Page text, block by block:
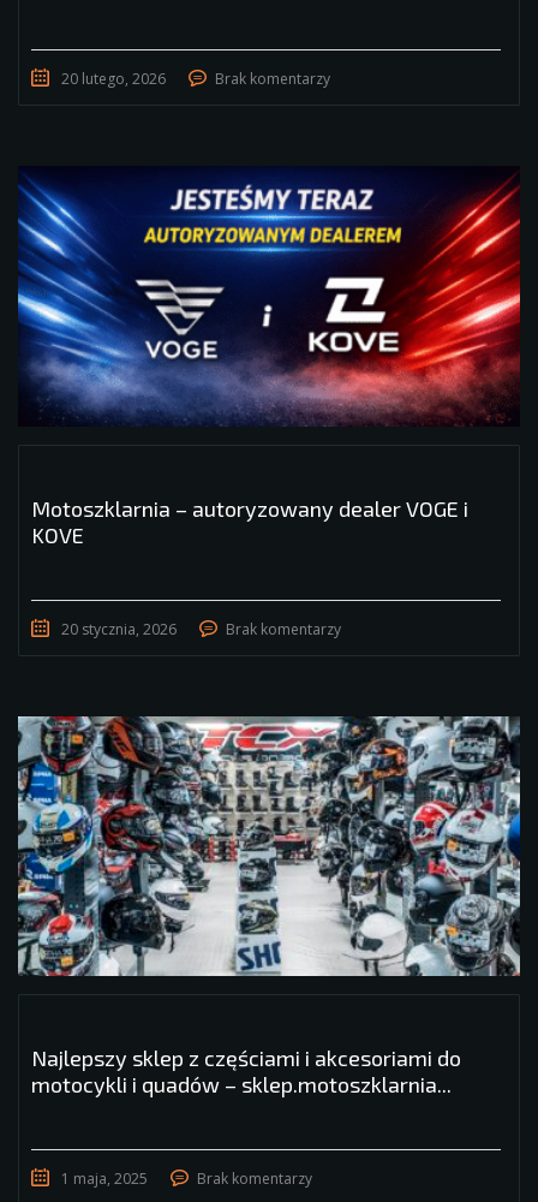
20 lutego, 2026 Brak komentarzy
Motoszklarnia – autoryzowany dealer VOGE i
KOVE
20 stycznia, 2026 Brak komentarzy
Najlepszy sklep z częściami i akcesoriami do
motocykli i quadów – sklep.motoszklarnia...
1 maja, 2025 Brak komentarzy